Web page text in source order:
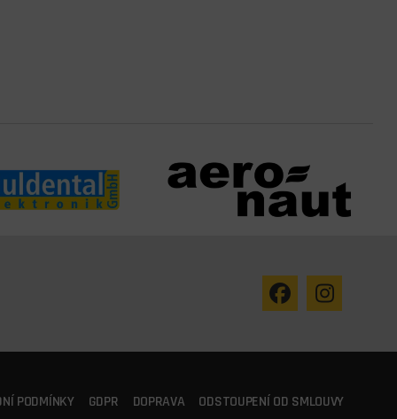
PODMÍNKY GDPR DOPRAVA ODSTOUPENÍ OD SMLOUVY